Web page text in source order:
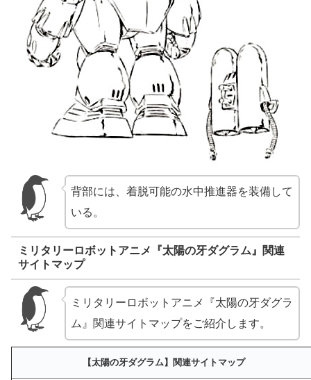
背部には、着脱可能の水中推進器を装備して
いる。
ミリタリーロボットアニメ『太陽の牙ダグラム』関連
サイトマップ
ミリタリーロボットアニメ『太陽の牙ダグラ
ム』関連サイトマップをご紹介します。
【太陽の牙ダグラム】関連サイトマップ